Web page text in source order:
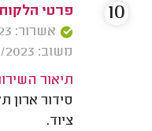
פרטי
אשרור: 28/03/2023
משוב: 27/01/2023
תיאור
סידור
ציוד.
10